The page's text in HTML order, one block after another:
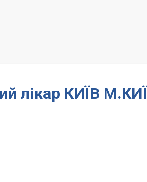
лікар КИЇВ